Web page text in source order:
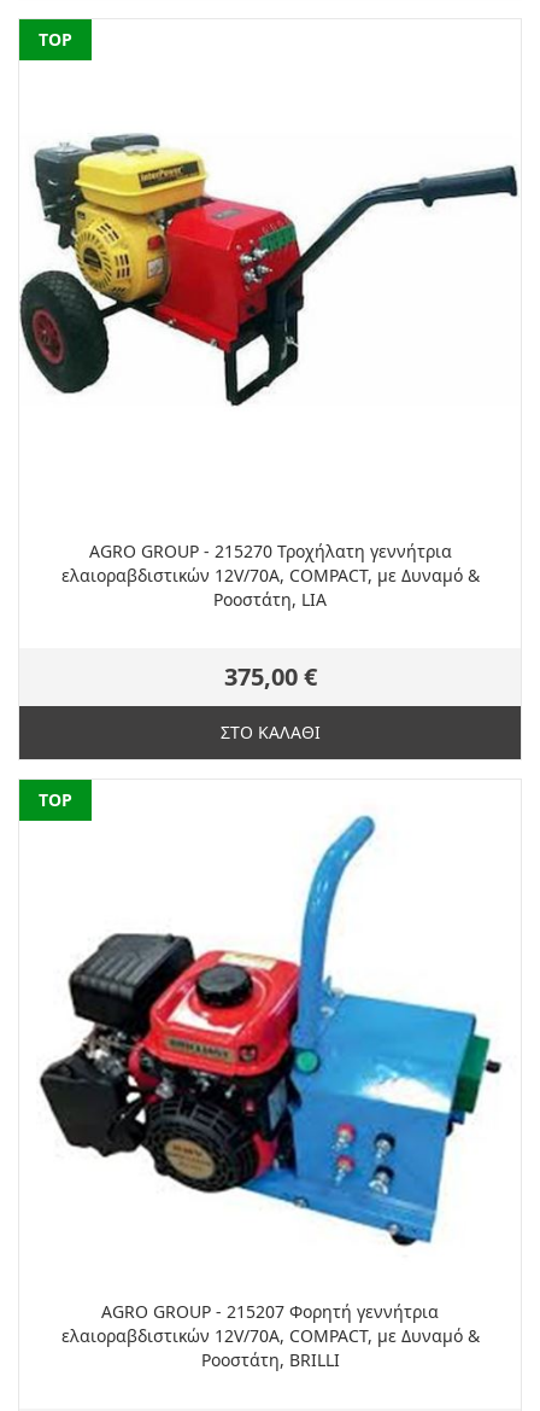
NEW
TOP
AGRO GROUP - 215270 Τροχήλατη γεννήτρια
ελαιοραβδιστικών 12V/70A, COMPACT, με Δυναμό &
Ροοστάτη, LIA
375,00 €
ΣΤΟ ΚΑΛΑΘΙ
NEW
TOP
AGRO GROUP - 215207 Φορητή γεννήτρια
ελαιοραβδιστικών 12V/70A, COMPACT, με Δυναμό &
Ροοστάτη, BRILLI